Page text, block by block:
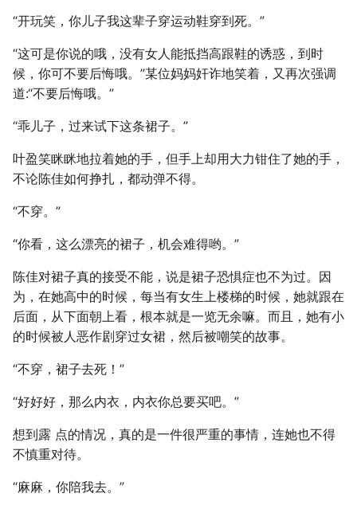
“开玩笑，你儿子我这辈子穿运动鞋穿到死。”
“这可是你说的哦，没有女人能抵挡高跟鞋的诱惑，到时
候，你可不要后悔哦。”某位妈妈奸诈地笑着，又再次强调
道:“不要后悔哦。”
“乖儿子，过来试下这条裙子。”
叶盈笑眯眯地拉着她的手，但手上却用大力钳住了她的手，
不论陈佳如何挣扎，都动弹不得。
“不穿。”
“你看，这么漂亮的裙子，机会难得哟。”
陈佳对裙子真的接受不能，说是裙子恐惧症也不为过。因
为，在她高中的时候，每当有女生上楼梯的时候，她就跟在
后面，从下面朝上看，根本就是一览无余嘛。而且，她有小
的时候被人恶作剧穿过女裙，然后被嘲笑的故事。
“不穿，裙子去死！”
“好好好，那么内衣，内衣你总要买吧。”
想到露 点的情况，真的是一件很严重的事情，连她也不得
不慎重对待。
“麻麻，你陪我去。”